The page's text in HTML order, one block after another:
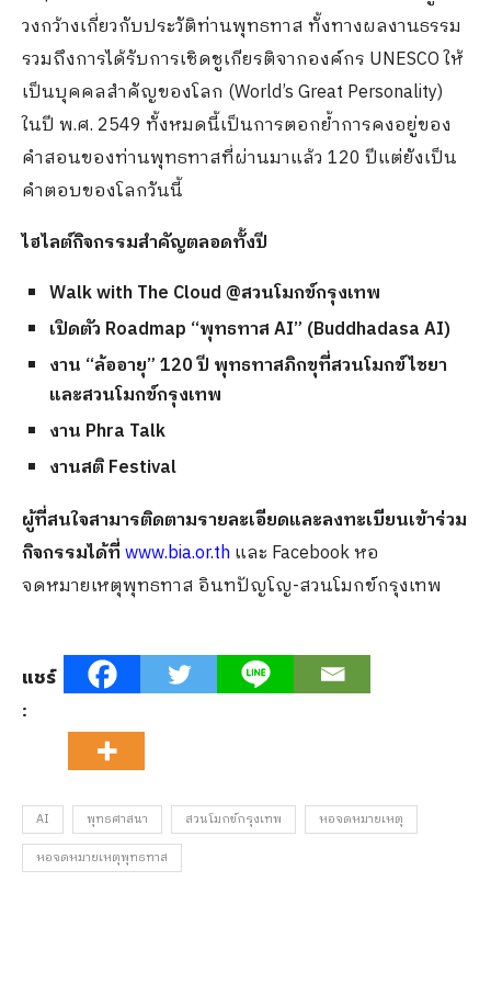
วงกว้างเกี่ยวกับประวัติท่านพุทธทาส ทั้งทางผลงานธรรม
รวมถึงการได้รับการเชิดชูเกียรติจากองค์กร UNESCO ให้
เป็นบุคคลสำคัญของโลก (World’s Great Personality)
ในปี พ.ศ. 2549 ทั้งหมดนี้เป็นการตอกย้ำการคงอยู่ของ
คำสอนของท่านพุทธทาสที่ผ่านมาแล้ว 120 ปีแต่ยังเป็น
คำตอบของโลกวันนี้
ไฮไลต์กิจกรรมสำคัญตลอดทั้งปี
Walk with The Cloud @สวนโมกข์กรุงเทพ
เปิดตัว Roadmap “พุทธทาส AI” (Buddhadasa AI)
งาน “ล้ออายุ” 120 ปี พุทธทาสภิกขุที่สวนโมกข์ไชยา
และสวนโมกข์กรุงเทพ
งาน Phra Talk
งานสติ Festival
ผู้ที่สนใจสามารติดตามรายละเอียดและลงทะเบียนเข้าร่วม
กิจกรรมได้ที่www.bia.or.thและ Facebook หอ
จดหมายเหตุพุทธทาส อินทปัญโญ-สวนโมกข์กรุงเทพ
แชร์
:
AI พุทธศาสนา สวนโมกข์กรุงเทพ
หอจดหมายเหตุ
หอจดหมายเหตุพุทธทาส